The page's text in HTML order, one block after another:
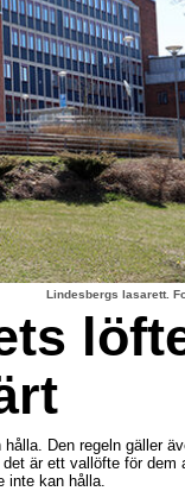
Lindesbergs lasarett.
Den regeln gäller
är ett vallöfte för dem
inte kan hålla.